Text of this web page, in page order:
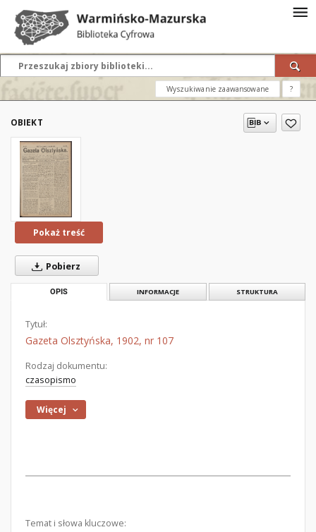
Wyszukiwanie zaawansowane ?
OBIEKT
Pokaż treść
Pobierz
OPIS INFORMACJE STRUKTURA
Tytuł:
Gazeta Olsztyńska, 1902, nr 107
Rodzaj dokumentu:
czasopismo
Więcej
Temat i słowa kluczowe: